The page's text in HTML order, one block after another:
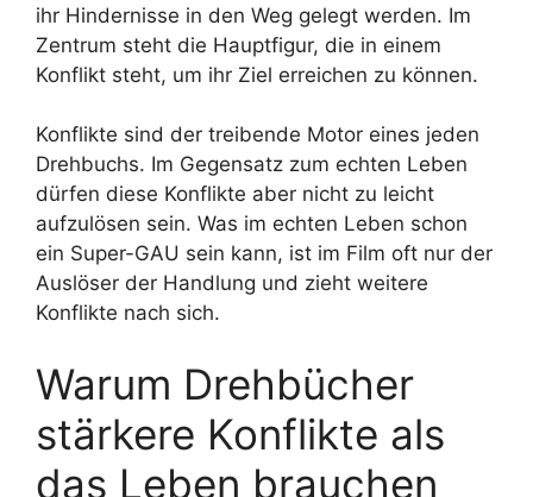
ihr Hindernisse in den Weg gelegt werden. Im
Zentrum steht die Hauptfigur, die in einem
Konflikt steht, um ihr Ziel erreichen zu können.
Konflikte sind der treibende Motor eines jeden
Drehbuchs. Im Gegensatz zum echten Leben
dürfen diese Konflikte aber nicht zu leicht
aufzulösen sein. Was im echten Leben schon
ein Super-GAU sein kann, ist im Film oft nur der
Auslöser der Handlung und zieht weitere
Konflikte nach sich.
Warum Drehbücher
stärkere Konflikte als
das Leben brauchen